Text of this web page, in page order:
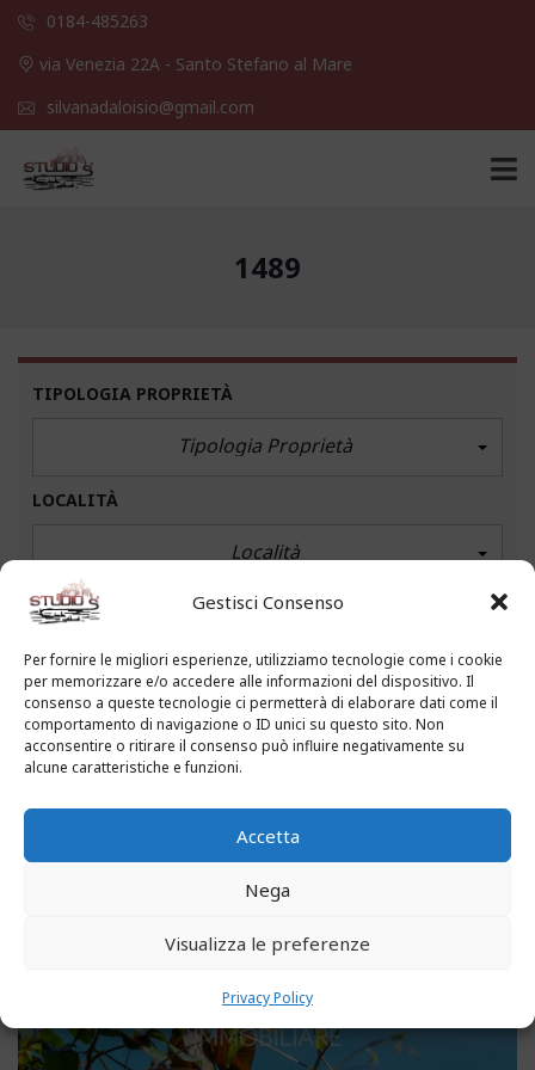
Gestisci Consenso
Per fornire le migliori esperienze, utilizziamo tecnologie come i cookie
per memorizzare e/o accedere alle informazioni del dispositivo. Il
consenso a queste tecnologie ci permetterà di elaborare dati come il
comportamento di navigazione o ID unici su questo sito. Non
acconsentire o ritirare il consenso può influire negativamente su
alcune caratteristiche e funzioni.
Accetta
Nega
Visualizza le preferenze
Privacy Policy
0184-485263
via Venezia 22A - Santo Stefano al Mare
silvanadaloisio@gmail.com
1489
TIPOLOGIA PROPRIETÀ
Tipologia Proprietà
LOCALITÀ
Località
PREZZO
ADVANCED
1 FOUND
1489